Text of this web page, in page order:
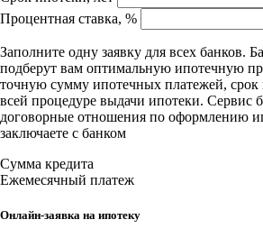
Процентная ставка, %
Заполните одну заявку для всех банков.
подберут вам оптимальную ипотечную
точную сумму ипотечных платежей, срок
всей процедуре выдачи ипотеки. Сервис
договорные отношения по оформлению
заключаете с банком
Сумма кредита
Ежемесячный платеж
Онлайн-заявка на ипотеку